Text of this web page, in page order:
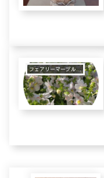
フェアリーマーブルピンク